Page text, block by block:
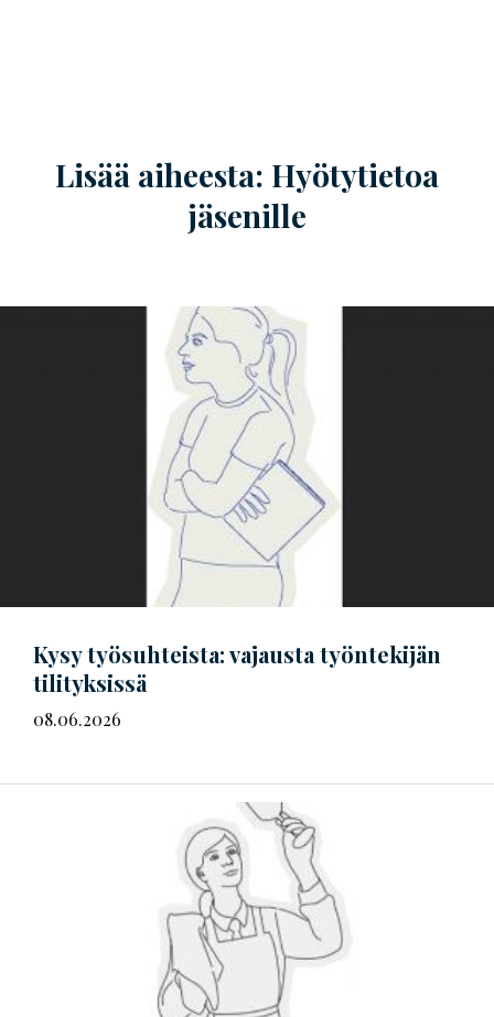
Lisää aiheesta: Hyötytietoa
jäsenille
Kysy työsuhteista: vajausta työntekijän
tilityksissä
08.06.2026